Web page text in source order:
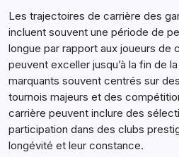
Les trajectoires de carrière des
incluent souvent une période de
longue par rapport aux joueurs de
peuvent exceller jusqu’à la fin de
marquants souvent centrés sur
tournois majeurs et des
carrière peuvent inclure des
participation dans des clubs
longévité et leur constance.